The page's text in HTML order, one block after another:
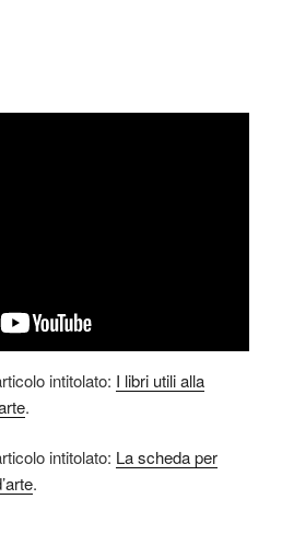
intitolato: I libri utili alla
.
intitolato: La scheda per
.